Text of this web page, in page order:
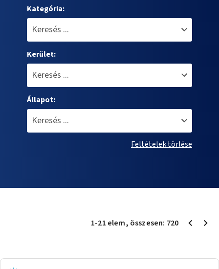
Kategória:
Kerület:
Állapot:
Feltételek törlése
1-21 elem, összesen: 720